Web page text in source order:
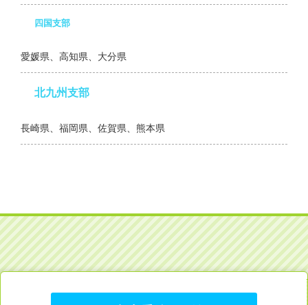
四国支部
愛媛県、高知県、大分県
北九州支部
長崎県、福岡県、佐賀県、熊本県